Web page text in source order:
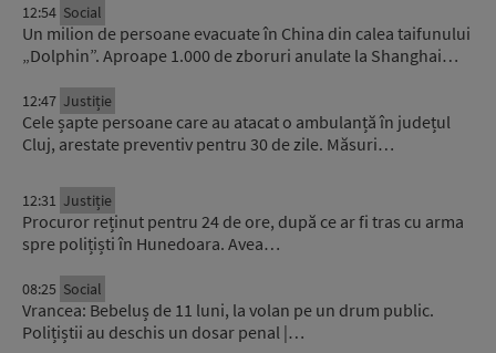
12:54 Social
Un milion de persoane evacuate în China din calea taifunului
„Dolphin”. Aproape 1.000 de zboruri anulate la Shanghai…
12:47 Justiție
Cele șapte persoane care au atacat o ambulanță în județul
Cluj, arestate preventiv pentru 30 de zile. Măsuri…
12:31 Justiție
Procuror reținut pentru 24 de ore, după ce ar fi tras cu arma
spre polițiști în Hunedoara. Avea…
08:25 Social
Vrancea: Bebeluș de 11 luni, la volan pe un drum public.
Polițiștii au deschis un dosar penal |…